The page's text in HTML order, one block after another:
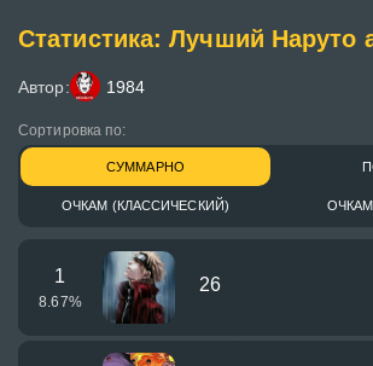
Статистика: Лучший Наруто
Автор: 1984
Сортировка по:
СУММАРНО
ОЧКАМ (КЛАССИЧЕСКИЙ)
1
8.67%
26